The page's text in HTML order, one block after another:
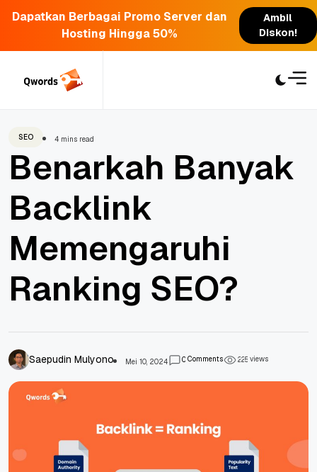
Dapatkan Berbagai Promo Server dan
Hosting Hingga 50%
Ambil
Diskon!
SEO 4 mins read
Benarkah Banyak
Backlink
Memengaruhi
Ranking SEO?
Saepudin Mulyono Mei 10, 2024 0Comments 225views